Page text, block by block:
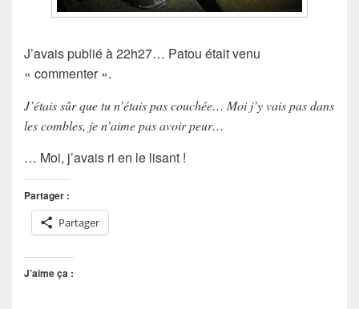
J’avais publié à 22h27… Patou était venu
« commenter ».
J’étais sûr que tu n’étais pas couchée… Moi j’y vais pas dans
les combles, je n’aime pas avoir peur…
… Moi, j’avais ri en le lisant !
Partager :
Partager
J’aime ça :